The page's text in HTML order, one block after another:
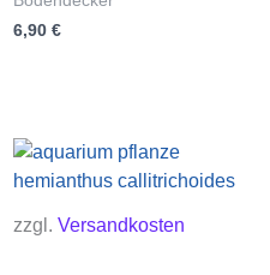
0
6,90 €
zzgl. Versandkosten